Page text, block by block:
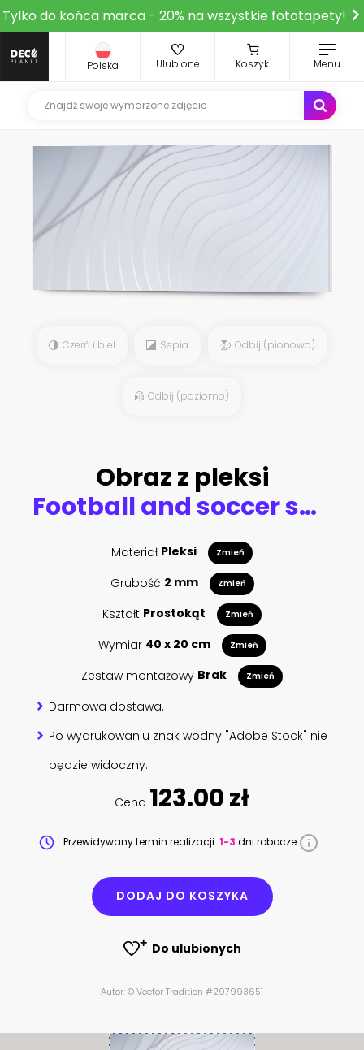
Tylko do końca marca - 20% na wszystkie fototapety!
Polska Ulubione Koszyk Menu
Czerń i biel Sepia Odbij (pionowo)
Odbij (poziomo)
Obraz z pleksi
Football and soccer sport flying ball icons
Materiał Pleksi Zmień
Grubość 2 mm Zmień
Kształt Prostokąt Zmień
Wymiar 40 x 20 cm Zmień
Zestaw montażowy Brak Zmień
Darmowa dostawa.
Po wydrukowaniu znak wodny "Adobe Stock" nie
będzie widoczny.
Cena 123.00 zł
Przewidywany termin realizacji: 1-3 dni robocze
DODAJ DO KOSZYKA
Do ulubionych
Autor: © Vector Tradition #297993651